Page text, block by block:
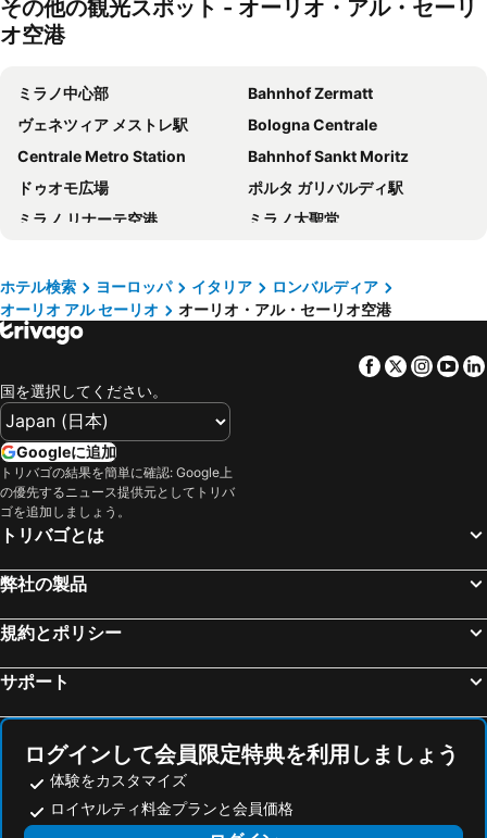
NH ベルガモ
Hotel Sirio, Sure Hotel Collection by Best Western
スパ ホテル パリージ 2
B&B ファンザゴ
Mercure Bergamo Aeroporto
ホテル ポスト
Hotel Bigio
ベスト ウエスタン ホテル ピエモンテ
ゴムビットホテル
Country Hotel Castelbarco
Hotel Winter Garden
エアポート ホテル
Life Hotel
Poggio ai Vigneti
アルベルゴ ヴィラ & ローマ
Hotel Piazza Vecchia
Art & Hotel
ロミオ アンド ジュリエット B&B アンド アパートメンツ
その他の観光スポット - オーリオ・アル・セーリ
オ空港
ミラノ中心部
Bahnhof Zermatt
ヴェネツィア メストレ駅
Bologna Centrale
Centrale Metro Station
Bahnhof Sankt Moritz
ドゥオモ広場
ポルタ ガリバルディ駅
ミラノ リナーテ空港
ミラノ大聖堂
Padova Central Station
Cadorna – Triennale Metro Station
Station Interlaken East
Milano Certosa
Zermatt Marathon
Verona Porta Nuova
アレーナ・ディ・ヴェローナ
ジェノヴァ＝セストリ空港
Luzerner Rathaus
Genova in Tour
Bergamo Città Alta
コモ湖
Piazza della Vittoria
Duomo Metro Station
Breuil-Cervinia
Porta Venezia
Caiazzo Metro Station
旧市街
Mediolanum Forum
Wengen Bahnhof
Museo del Duomo di Milano
サンタ・マリア・デッレ・グラツィエ教会
ホテル検索 ヨーロッパ イタリア
ロンバルディア
オーリオ アル セーリオ
オーリオ・アル・セーリオ空港
Facebook
Twitter
国を選択してください。
Googleに追加
トリバゴの結果を簡単に確認: Google上
の優先するニュース提供元としてトリバ
ゴを追加しましょう。
トリバゴとは
弊社の製品
規約とポリシー
サポート
ログインして会員限定特典を利用しましょう
体験をカスタマイズ
ロイヤルティ料金プランと会員価格